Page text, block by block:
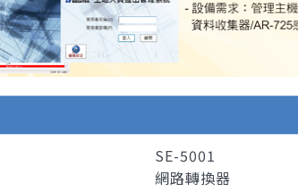
SE-5001
網路轉換器